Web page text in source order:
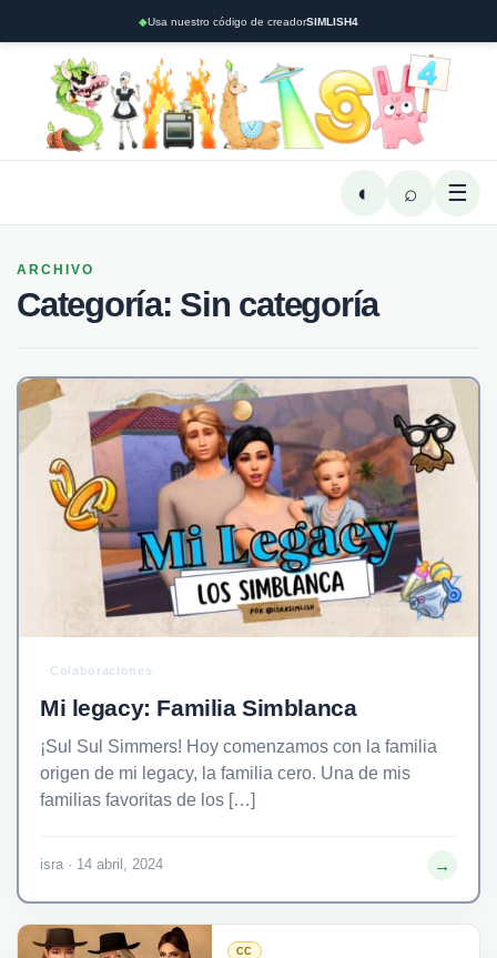
◆Usa nuestro código de creadorSIMLISH4
◐ ⌕ ☰
ARCHIVO
Categoría: Sin categoría
Colaboraciones
Mi legacy: Familia Simblanca
¡Sul Sul Simmers! Hoy comenzamos con la familia
origen de mi legacy, la familia cero. Una de mis
familias favoritas de los […]
isra · 14 abril, 2024 →
CC